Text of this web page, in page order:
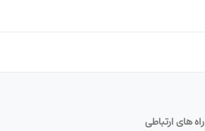
راه های ارتباطی